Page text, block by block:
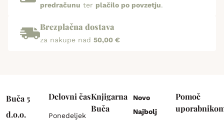
predračunu ter plačilo po povzetju.
Brezplačna dostava
za nakupe nad 50,00 €
Buča 5
d.o.o.
Delovni čas
Ponedeljek
Knjigarna
Buča
Novo
Najbolj
Pomoč